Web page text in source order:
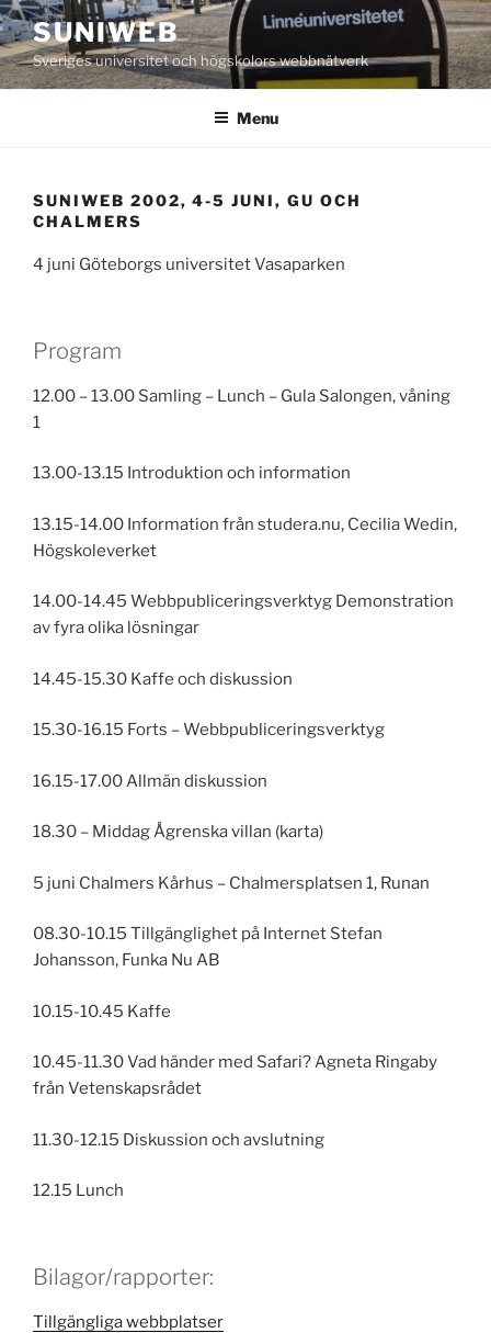
Skip
to
content
SUNIWEB
Sveriges universitet och högskolors webbnätverk
Menu
SUNIWEB 2002, 4-5 JUNI, GU OCH
CHALMERS
4 juni Göteborgs universitet Vasaparken
Program
12.00 – 13.00 Samling – Lunch – Gula Salongen, våning
1
13.00-13.15 Introduktion och information
13.15-14.00 Information från studera.nu, Cecilia Wedin,
Högskoleverket
14.00-14.45 Webbpubliceringsverktyg Demonstration
av fyra olika lösningar
14.45-15.30 Kaffe och diskussion
15.30-16.15 Forts – Webbpubliceringsverktyg
16.15-17.00 Allmän diskussion
18.30 – Middag Ågrenska villan (karta)
5 juni Chalmers Kårhus – Chalmersplatsen 1, Runan
08.30-10.15 Tillgänglighet på Internet Stefan
Johansson, Funka Nu AB
10.15-10.45 Kaffe
10.45-11.30 Vad händer med Safari? Agneta Ringaby
från Vetenskapsrådet
11.30-12.15 Diskussion och avslutning
12.15 Lunch
Bilagor/rapporter:
Tillgängliga webbplatser